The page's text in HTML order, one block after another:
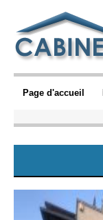
Page d'accueil